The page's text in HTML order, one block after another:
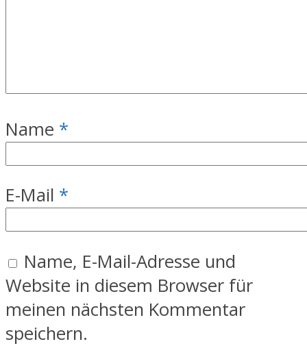
Name *
E-Mail *
Name, E-Mail-Adresse und
Website in diesem Browser für
meinen nächsten Kommentar
speichern.